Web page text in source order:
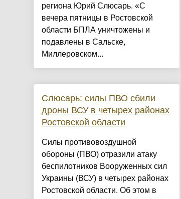
региона Юрий Слюсарь. «С
вечера пятницы в Ростовской
области БПЛА уничтожены и
подавлены в Сальске,
Миллеровском...
Слюсарь: силы ПВО сбили
дроны ВСУ в четырех районах
Ростовской области
Силы противовоздушной
обороны (ПВО) отразили атаку
беспилотников Вооруженных сил
Украины (ВСУ) в четырех районах
Ростовской области. Об этом в